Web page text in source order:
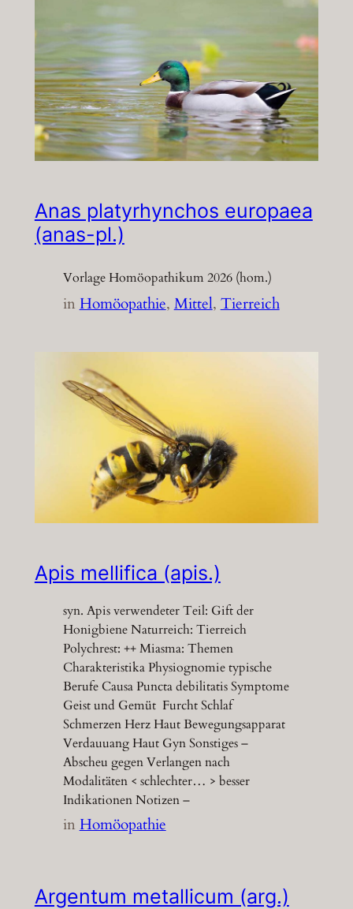
Anas platyrhynchos europaea
(anas-pl.)
Vorlage Homöopathikum 2026 (hom.)
inHomöopathie, Mittel, Tierreich
Apis mellifica (apis.)
syn. Apis verwendeter Teil: Gift der
Honigbiene Naturreich: Tierreich
Polychrest: ++ Miasma: Themen
Charakteristika Physiognomie typische
Berufe Causa Puncta debilitatis Symptome
Geist und Gemüt Furcht Schlaf
Schmerzen Herz Haut Bewegungsapparat
Verdauuang Haut Gyn Sonstiges –
Abscheu gegen Verlangen nach
Modalitäten < schlechter… > besser
Indikationen Notizen –
inHomöopathie
Argentum metallicum (arg.)